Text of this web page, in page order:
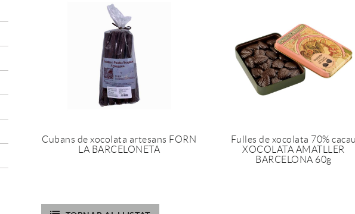
Cubans de xocolata artesans FORN
LA BARCELONETA
Fulles de xocolata 70% cacau
XOCOLATA AMATLLER
BARCELONA 60g